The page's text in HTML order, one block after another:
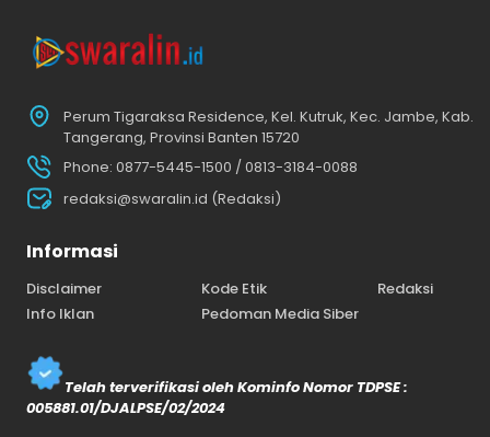
Perum Tigaraksa Residence, Kel. Kutruk, Kec. Jambe, Kab.
Tangerang, Provinsi Banten 15720
Phone: 0877-5445-1500 / 0813-3184-0088
redaksi@swaralin.id (Redaksi)
Informasi
Disclaimer Kode Etik
Redaksi
Info Iklan
Pedoman Media Siber
Telah terverifikasi oleh Kominfo Nomor TDPSE :
005881.01/DJALPSE/02/2024